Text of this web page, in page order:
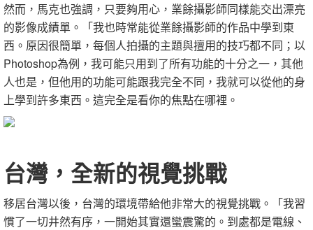
然而，馬克也強調，只要夠用心，業餘攝影師同樣能交出漂亮
的影像成績單。「我也時常能從業餘攝影師的作品中學到東
西。原因很簡單，每個人拍攝的主題與擅用的技巧都不同；以
Photoshop為例，我可能只用到了所有功能的十分之一，其他
人也是，但他用的功能可能跟我完全不同，我就可以從他的身
上學到許多東西。這完全是看你的焦點在哪裡。
台灣，全新的視覺挑戰
移居台灣以後，台灣的環境帶給他非常大的視覺挑戰。「我習
慣了一切井然有序，一開始其實還蠻震驚的。到處都是電線、